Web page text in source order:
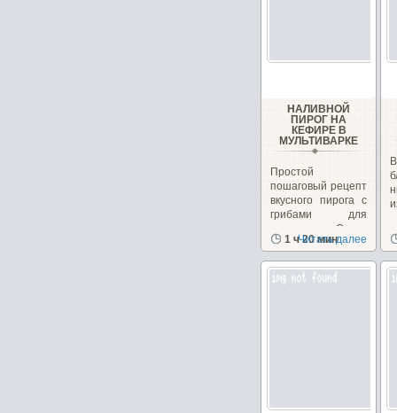
НАЛИВНОЙ
ПИРОГ НА
КЕФИРЕ В
МУЛЬТИВАРКЕ
Простой
пошаговый рецепт
вкусного пирога с
грибами для
мультиварки.Очень...
1 ч 20 мин
Читать далее